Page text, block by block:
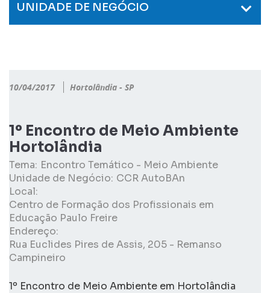
UNIDADE DE NEGÓCIO
10/04/2017 Hortolândia - SP
1º Encontro de Meio Ambiente
Hortolândia
Tema: Encontro Temático - Meio Ambiente
Unidade de Negócio: CCR AutoBAn
Local:
Centro de Formação dos Profissionais em
Educação Paulo Freire
Endereço:
Rua Euclides Pires de Assis, 205 - Remanso
Campineiro
1º Encontro de Meio Ambiente em Hortolândia